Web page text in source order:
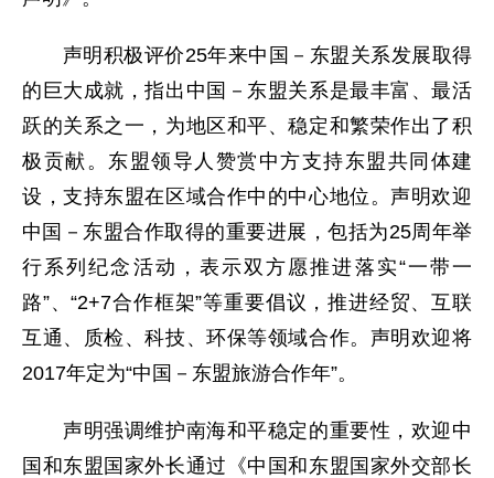
声明积极评价25年来中国－东盟关系发展取得
的巨大成就，指出中国－东盟关系是最丰富、最活
跃的关系之一，为地区和平、稳定和繁荣作出了积
极贡献。东盟领导人赞赏中方支持东盟共同体建
设，支持东盟在区域合作中的中心地位。声明欢迎
中国－东盟合作取得的重要进展，包括为25周年举
行系列纪念活动，表示双方愿推进落实“一带一
路”、“2+7合作框架”等重要倡议，推进经贸、互联
互通、质检、科技、环保等领域合作。声明欢迎将
2017年定为“中国－东盟旅游合作年”。
声明强调维护南海和平稳定的重要性，欢迎中
国和东盟国家外长通过《中国和东盟国家外交部长